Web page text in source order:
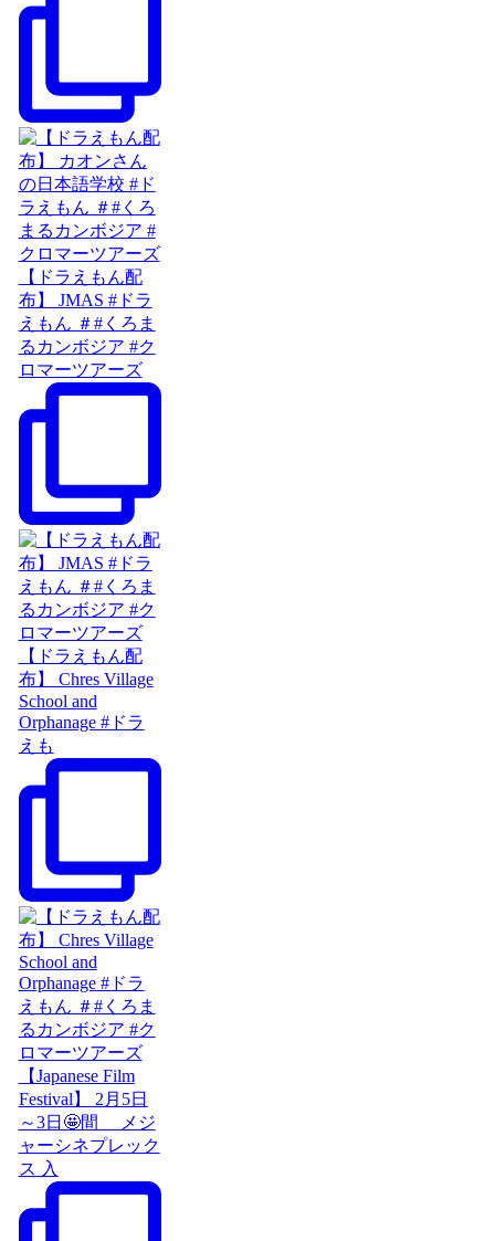
【ドラえもん配
布】 JMAS #ドラ
えもん ＃#くろま
るカンボジア #ク
ロマーツアーズ
【ドラえもん配
布】 Chres Village
School and
Orphanage #ドラ
えも
【Japanese Film
Festival】 2月5日
～3日🤩間 メジ
ャーシネプレック
ス 入